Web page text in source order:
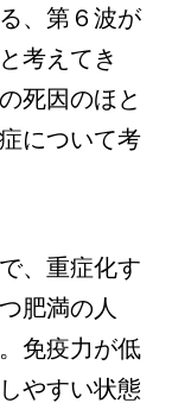
、第６波が
考えてき
死因のほと
について考
、重症化す
肥満の人
免疫力が低
やすい状態